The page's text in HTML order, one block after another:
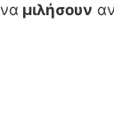
να μιλήσουν